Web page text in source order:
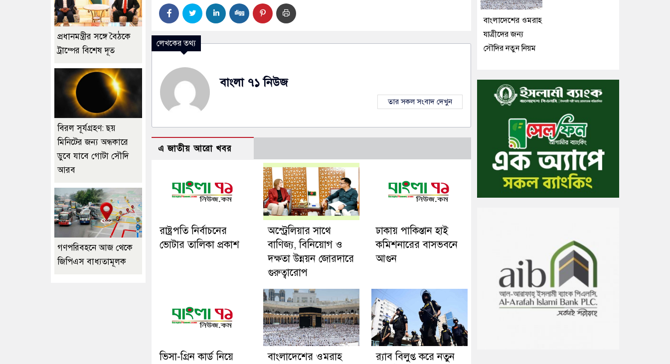
লেখকের তথ্য
বাংলা ৭১ নিউজ
তার সকল সংবাদ দেখুন
এ জাতীয় আরো খবর
রাষ্ট্রপতি নির্বাচনের
ভোটার তালিকা প্রকাশ
অস্ট্রেলিয়ার সাথে
বাণিজ্য, বিনিয়োগ ও
দক্ষতা উন্নয়ন জোরদারে
গুরুত্বারোপ
ঢাকায় পাকিস্তান হাই
কমিশনারের বাসভবনে
আগুন
ভিসা-গ্রিন কার্ড নিয়ে
বাংলাদেশের ওমরাহ
র‍্যাব বিলুপ্ত করে নতুন
প্রধানমন্ত্রীর সঙ্গে বৈঠকে
ট্রাম্পের বিশেষ দূত
বিরল সূর্যগ্রহণ: ছয়
মিনিটের জন্য অন্ধকারে
ডুবে যাবে গোটা সৌদি
আরব
গণপরিবহনে আজ থেকে
জিপিএস বাধ্যতামূলক
বাংলাদেশের ওমরাহ
যাত্রীদের জন্য
সৌদির নতুন নিয়ম